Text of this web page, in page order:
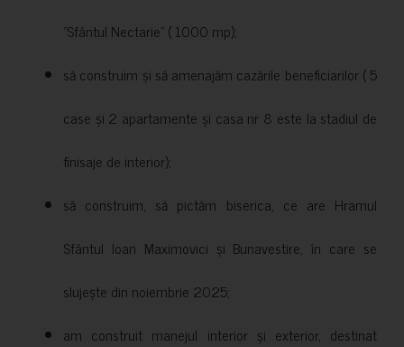
”Sfântul Nectarie” ( 1000 mp);
să construim și să amenajăm cazările beneficiarilor ( 5
case și 2 apartamente și casa nr 8 este la stadiul de
finisaje de interior);
să construim, să pictăm biserica, ce are Hramul
Sfântul Ioan Maximovici și Bunavestire, în care se
slujește din noiembrie 2025;
am construit manejul interior și exterior, destinat